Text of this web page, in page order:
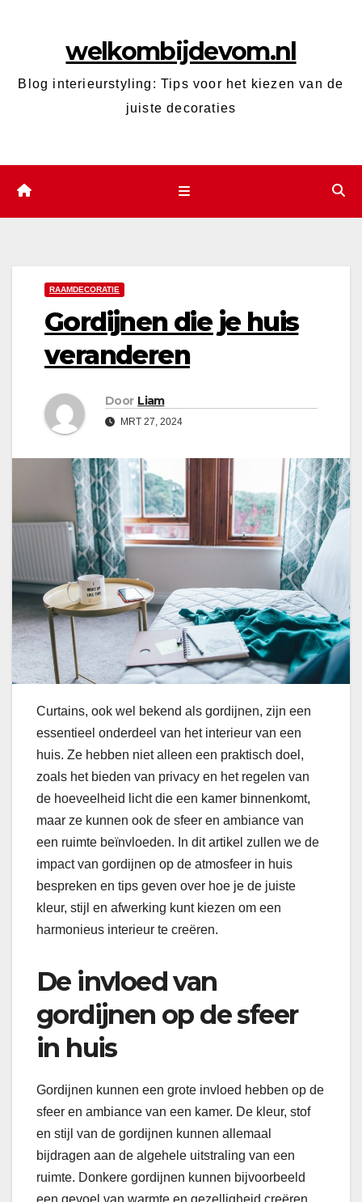
inhoud
welkombijdevom.nl
Blog interieurstyling: Tips voor het kiezen van de
juiste decoraties
RAAMDECORATIE
Gordijnen die je huis
veranderen
Door Liam
MRT 27, 2024
Curtains, ook wel bekend als gordijnen, zijn een
essentieel onderdeel van het interieur van een
huis. Ze hebben niet alleen een praktisch doel,
zoals het bieden van privacy en het regelen van
de hoeveelheid licht die een kamer binnenkomt,
maar ze kunnen ook de sfeer en ambiance van
een ruimte beïnvloeden. In dit artikel zullen we de
impact van gordijnen op de atmosfeer in huis
bespreken en tips geven over hoe je de juiste
kleur, stijl en afwerking kunt kiezen om een
harmonieus interieur te creëren.
De invloed van
gordijnen op de sfeer
in huis
Gordijnen kunnen een grote invloed hebben op de
sfeer en ambiance van een kamer. De kleur, stof
en stijl van de gordijnen kunnen allemaal
bijdragen aan de algehele uitstraling van een
ruimte. Donkere gordijnen kunnen bijvoorbeeld
een gevoel van warmte en gezelligheid creëren,